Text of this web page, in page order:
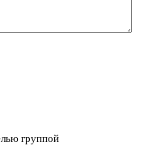
группой